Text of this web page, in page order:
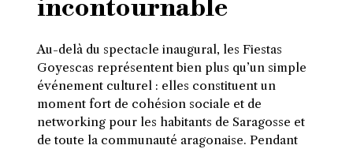
incontournable
Au-delà du spectacle inaugural, les Fiestas
Goyescas représentent bien plus qu’un simple
événement culturel : elles constituent un
moment fort de cohésion sociale et de
networking pour les habitants de Saragosse et
de toute la communauté aragonaise. Pendant